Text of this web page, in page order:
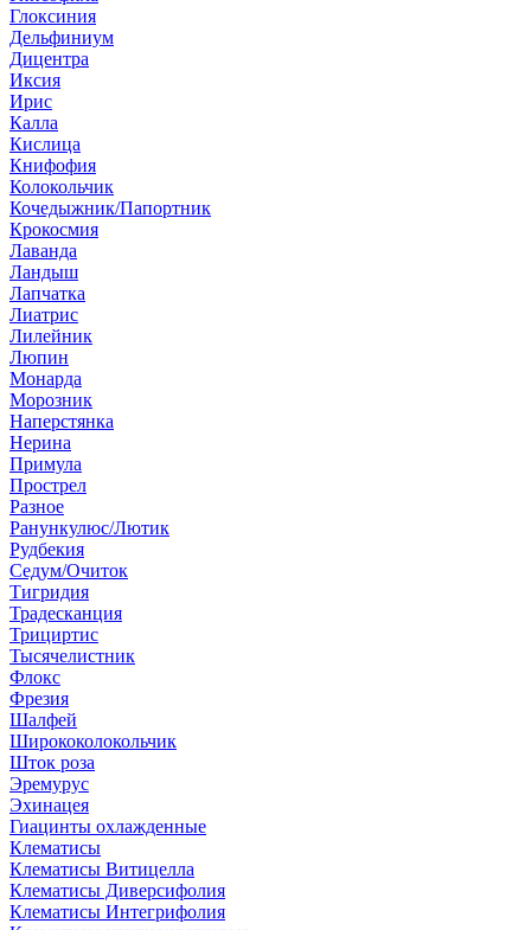
Глоксиния
Дельфиниум
Дицентра
Иксия
Ирис
Калла
Кислица
Книфофия
Колокольчик
Кочедыжник/Папортник
Крокосмия
Лаванда
Ландыш
Лапчатка
Лиатрис
Лилейник
Люпин
Монарда
Морозник
Наперстянка
Нерина
Примула
Прострел
Разное
Ранункулюс/Лютик
Рудбекия
Седум/Очиток
Тигридия
Традесканция
Трициртис
Тысячелистник
Флокс
Фрезия
Шалфей
Ширококолокольчик
Шток роза
Эремурус
Эхинацея
Гиацинты охлажденные
Клематисы
Клематисы Витицелла
Клематисы Диверсифолия
Клематисы Интегрифолия